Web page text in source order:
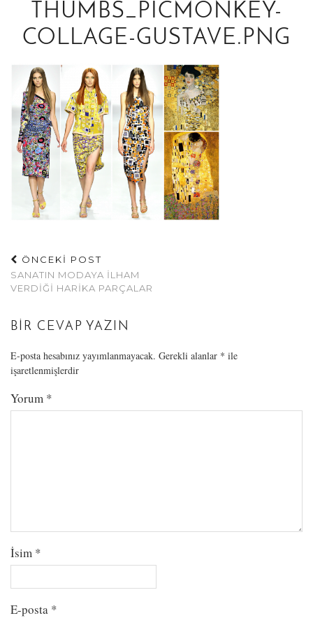
THUMBS_PICMONKEY-
COLLAGE-GUSTAVE.PNG
ÖNCEKİ POST
SANATIN MODAYA İLHAM
VERDIĞI HARIKA PARÇALAR
BIR CEVAP YAZIN
E-posta hesabınız yayımlanmayacak. Gerekli alanlar * ile
işaretlenmişlerdir
Yorum *
İsim *
E-posta *